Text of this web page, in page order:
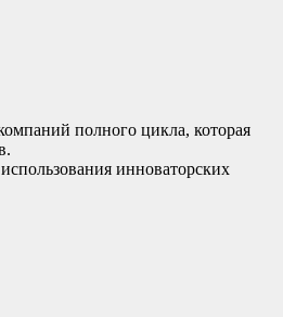
полного цикла, которая
инноваторских